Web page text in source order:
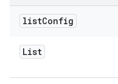
listConfig
List